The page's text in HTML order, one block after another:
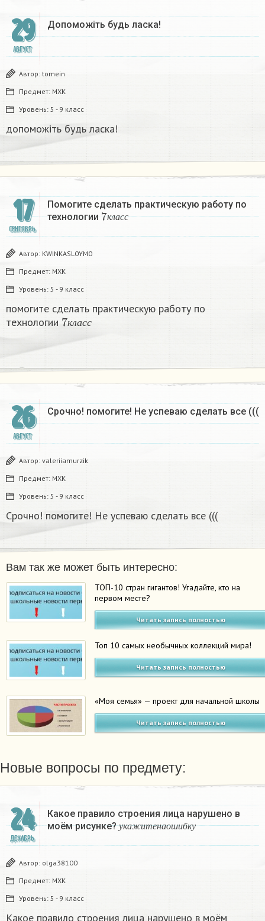
29
АВГУСТ
Допоможіть будь ласка!​
Автор: tomein
Предмет: МХК
Уровень: 5 - 9 класс
допоможіть будь ласка!​
17
СЕНТЯБРЬ
Помогите сделать практическую работу по
технологии
кл а с с
7клас с
​
Автор: KWINKASL0YM0
Предмет: МХК
Уровень: 5 - 9 класс
помогите сделать практическую работу по
технологии
класс
7клас с
26
АВГУСТ
Срочно! помогите! Не успеваю сделать все (((
Автор: valeriiamurzik
Предмет: МХК
Уровень: 5 - 9 класс
Срочно! помогите! Не успеваю сделать все (((
Вам так же может быть интересно:
ТОП-10 стран гигантов! Угадайте, кто на
первом месте?
Читать запись полностью
Топ 10 самых необычных коллекций мира!
Читать запись полностью
«Моя семья» — проект для начальной школы
Читать запись полностью
Новые вопросы по предмету:
24
ДЕКАБРЬ
Какое правило строения лица нарушено в
моём рисунке? у ка ж и т е н а о ш и б к у
укажитенаошибку
Автор: olga38100
Предмет: МХК
Уровень: 5 - 9 класс
Какое правило строения лица нарушено в моём